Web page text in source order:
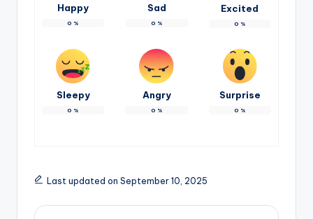
Happy
0 %
Sad
0 %
Excited
0 %
Sleepy
0 %
Angry
0 %
Surprise
0 %
Last updated on September 10, 2025